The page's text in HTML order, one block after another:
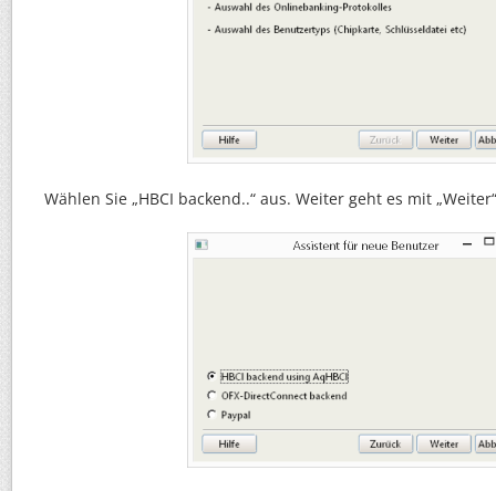
Wählen Sie „HBCI backend..“ aus. Weiter geht es mit